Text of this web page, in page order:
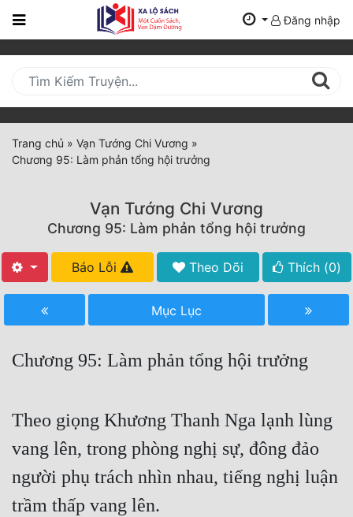
Trang
Mới
Cập
Nhật
(current)
Tất Cả
Hoàn Thành
Truyện Convert
Truyện Dịch
Truyện Nhập Môn
Đăng nhập
Trang chủ » Vạn Tướng Chi Vương »
Chương 95: Làm phản tổng hội trưởng
Vạn Tướng Chi Vương
Chương 95: Làm phản tổng hội trưởng
Báo Lỗi Theo Dõi Thích (0)
Mục Lục
Chương 95: Làm phản tổng hội trưởng
Theo giọng Khương Thanh Nga lạnh lùng
vang lên, trong phòng nghị sự, đông đảo
người phụ trách nhìn nhau, tiếng nghị luận
trầm thấp vang lên.